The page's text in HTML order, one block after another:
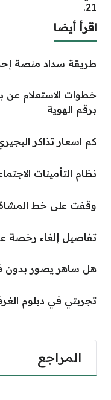
21.
اقرأ أيضا
طريقة سداد منصة
خطوات الاستعلام عن
برقم الهوية
كم اسعار تذاكر البجيري
نظام التأمينات
وقفت على خط
تفاصيل إلغاء رخصة
هل ساهر يصور بدون
تجربتي في دبلوم
المراجع